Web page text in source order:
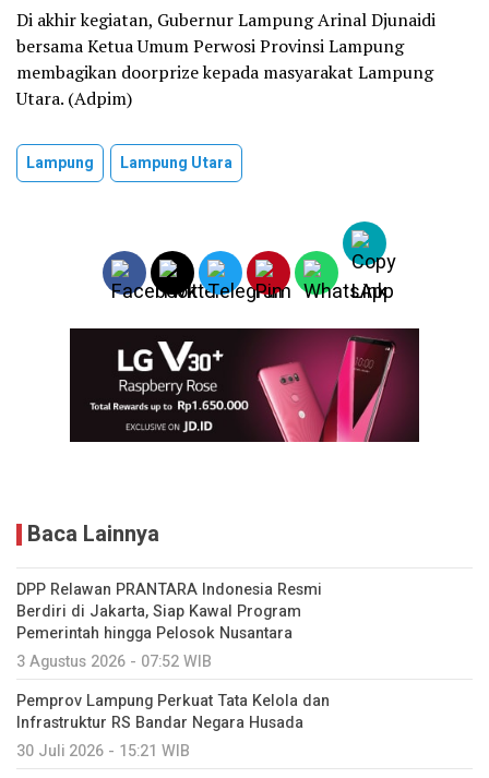
Di akhir kegiatan, Gubernur Lampung Arinal Djunaidi
bersama Ketua Umum Perwosi Provinsi Lampung
membagikan doorprize kepada masyarakat Lampung
Utara. (Adpim)
Lampung Lampung Utara
Baca Lainnya
DPP Relawan PRANTARA Indonesia Resmi
Berdiri di Jakarta, Siap Kawal Program
Pemerintah hingga Pelosok Nusantara
3 Agustus 2026 - 07:52 WIB
Pemprov Lampung Perkuat Tata Kelola dan
Infrastruktur RS Bandar Negara Husada
30 Juli 2026 - 15:21 WIB